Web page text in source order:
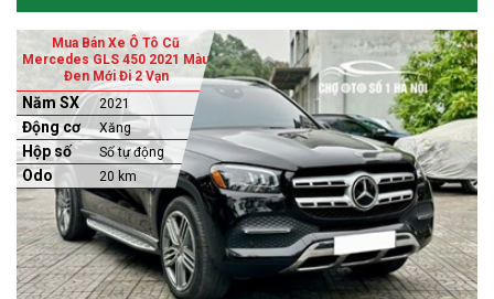
Mua Bán Xe Ô Tô Cũ
Mercedes GLS 450 2021 Màu
Đen Mới Đi 2 Vạn
Năm SX 2021
Động cơ Xăng
Hộp số Số tự động
Odo 20 km